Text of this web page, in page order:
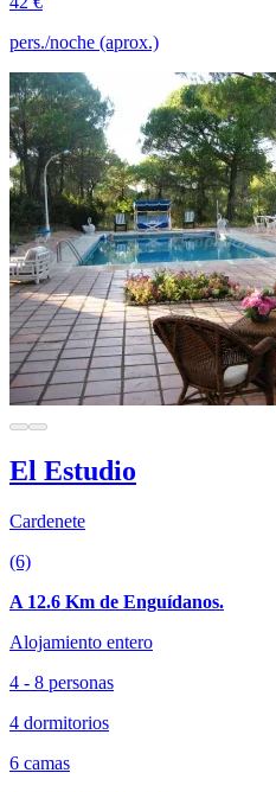
pers./noche (aprox.)
El Estudio
Cardenete
(6)
A 12.6 Km de Enguídanos.
Alojamiento entero
4 - 8 personas
4 dormitorios
6 camas